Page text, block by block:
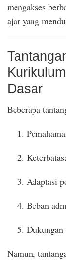
mengakses
ajar yang
Dasar
Beberapa
Adaptasi
Beban
Dukungan
Namun,